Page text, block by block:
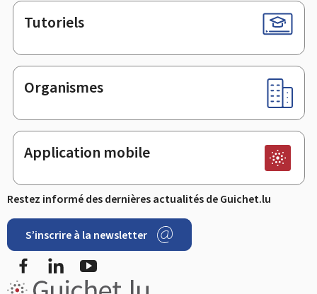
Tutoriels
Organismes
Application mobile
Restez informé des dernières actualités de Guichet.lu
S’inscrire à la newsletter
FacebookLinkedIn